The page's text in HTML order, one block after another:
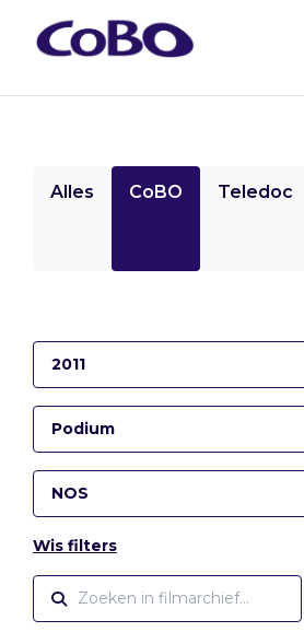
Alles CoBO Teledoc
2011
Podium
NOS
Wis filters